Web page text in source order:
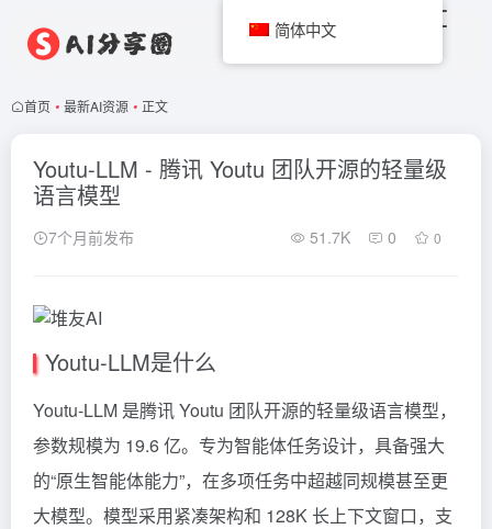
首页 • 最新AI资源 • 正文
Youtu-LLM - 腾讯 Youtu 团队开源的轻量级
语言模型
7个月前发布 51.7K 0 0
Youtu-LLM是什么
Youtu-LLM 是腾讯 Youtu 团队开源的轻量级语言模型，
参数规模为 19.6 亿。专为智能体任务设计，具备强大
的“原生智能体能力”，在多项任务中超越同规模甚至更
大模型。模型采用紧凑架构和 128K 长上下文窗口，支
简体中文